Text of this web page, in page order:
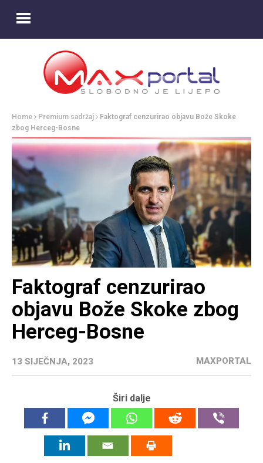
Home Premium sadržaj
Faktograf cenzurirao objavu Bože Skoke
zbog Herceg-Bosne
Faktograf cenzurirao
objavu Bože Skoke zbog
Herceg-Bosne
13 SIJEČNJA, 2023 MAXPORTAL
Širi dalje